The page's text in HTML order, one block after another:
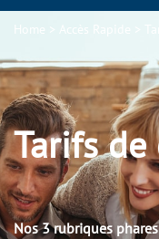
Home > Accès Rapide
Tarifs
Nos 3 rubriques